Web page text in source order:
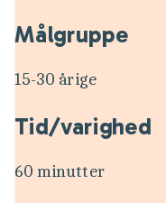
Målgruppe
15-30 årige
Tid/varighed
60 minutter